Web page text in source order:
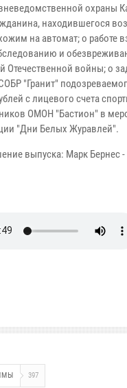
охраны
находившегося
на автомат; о работе
и
Отечественной войны; о
"Гранит"
с лицевого счета
ОМОН "Бастион" в
"Дни Белых Журавлей".
выпуска: Марк Бернес -
397